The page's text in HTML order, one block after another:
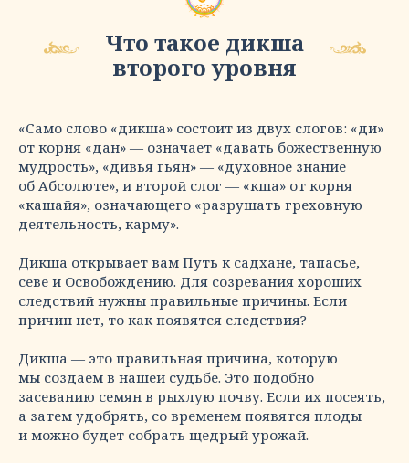
Что такое дикша
второго уровня
«Само слово «дикша» состоит из двух слогов: «ди»
от корня «дан» — означает «давать божественную
мудрость», «дивья гьян» — «духовное знание
об Абсолюте», и второй слог — «кша» от корня
«кашайя», означающего «разрушать греховную
деятельность, карму».
Дикша открывает вам Путь к садхане, тапасье,
севе и Освобождению. Для созревания хороших
следствий нужны правильные причины. Если
причин нет, то как появятся следствия?
Дикша — это правильная причина, которую
мы создаем в нашей судьбе. Это подобно
засеванию семян в рыхлую почву. Если их посеять,
а затем удобрять, со временем появятся плоды
и можно будет собрать щедрый урожай.